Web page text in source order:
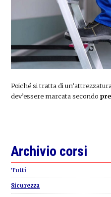
Poiché si tratta di
dev’essere marcata secondo
Primary
Sidebar
Archivio corsi
Tutti
Sicurezza